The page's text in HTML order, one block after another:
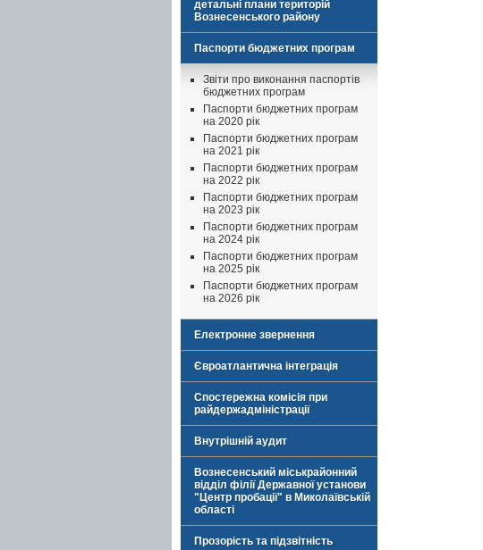
детальні плани територій
Вознесенського району
Паспорти бюджетних програм
Звіти про виконання паспортів
бюджетних програм
Паспорти бюджетних програм
на 2020 рік
Паспорти бюджетних програм
на 2021 рік
Паспорти бюджетних програм
на 2022 рік
Паспорти бюджетних програм
на 2023 рік
Паспорти бюджетних програм
на 2024 рік
Паспорти бюджетних програм
на 2025 рік
Паспорти бюджетних програм
на 2026 рік
Електронне звернення
Євроатлантична інтеграція
Спостережна комісія при
райдержадміністрації
Внутрішній аудит
Вознесенський міськрайонний
відділ філії Державної установи
"Центр пробації" в Миколаївській
області
Прозорість та підзвітність